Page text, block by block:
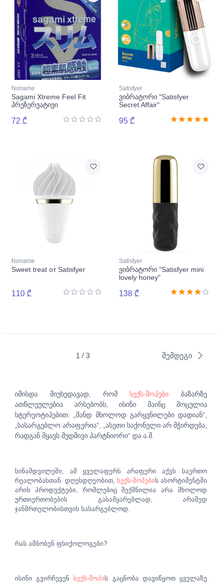
Noname
Sagami Xtreme Feel Fit
პრეზერვატივი
72 ₾
Satisfyer
ვიბრატორი "Satisfyer
Secret Affair"
95 ₾
Noname
Sweet treat от Satisfyer
110 ₾
Satisfyer
ვიბრატორი "Satisfyer mini
lovely honey"
138 ₾
1 / 3 შემდეგი
იმისდა მიუხედავად, რომ სექს-შოპები ბაზარზე
ათწლეულებია არსებობს, ისინი მაინც მოცულია
სტერეოტიპებით: „მანდ მხოლოდ გარყვნილები დადიან“,
„სასარგებლო არაფერია“, „ასეთი საქონელი არ მჭირდება,
რადგან მყავს მუდმივი პარტნიორი“ და ა.შ.
სინამდვილეში, ამ ყველაფერს არაფერი აქვს საერთო
რეალობასთან. დღესდღეობით, სექს-შოპების ასორტიმენტში
არის პროდუქტები, რომლებიც შექმნილია არა მხოლოდ
ურთიერთობების გასამყარებლად, არამედ
ჯანმრთელობისთვის სასარგებლოდ.
რას ამბობენ ფსიქოლოგები?
ისინი გვირჩევენსექს-შოპის გაცნობა დავიწყოთ ყველაზე